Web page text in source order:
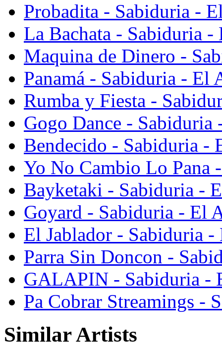
Probadita - Sabiduria -
La Bachata - Sabiduria
Maquina de Dinero -
Panamá - Sabiduria - El
Rumba y Fiesta -
Gogo Dance -
Bendecido - Sabiduria -
Yo No Cambio Lo Pana
Bayketaki - Sabiduria -
Goyard - Sabiduria - El
El Jablador - Sabiduria
Parra Sin Doncon -
GALAPIN - Sabiduria -
Pa Cobrar Streamings -
Similar Artists